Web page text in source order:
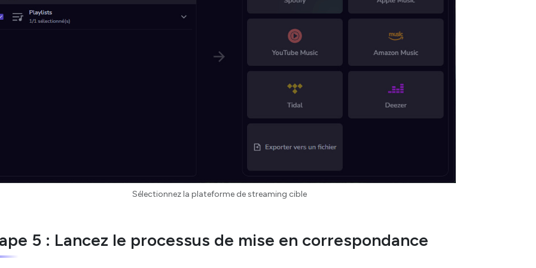
Sélectionnez la plateforme de streaming cible
5 : Lancez le processus de mise en correspondance